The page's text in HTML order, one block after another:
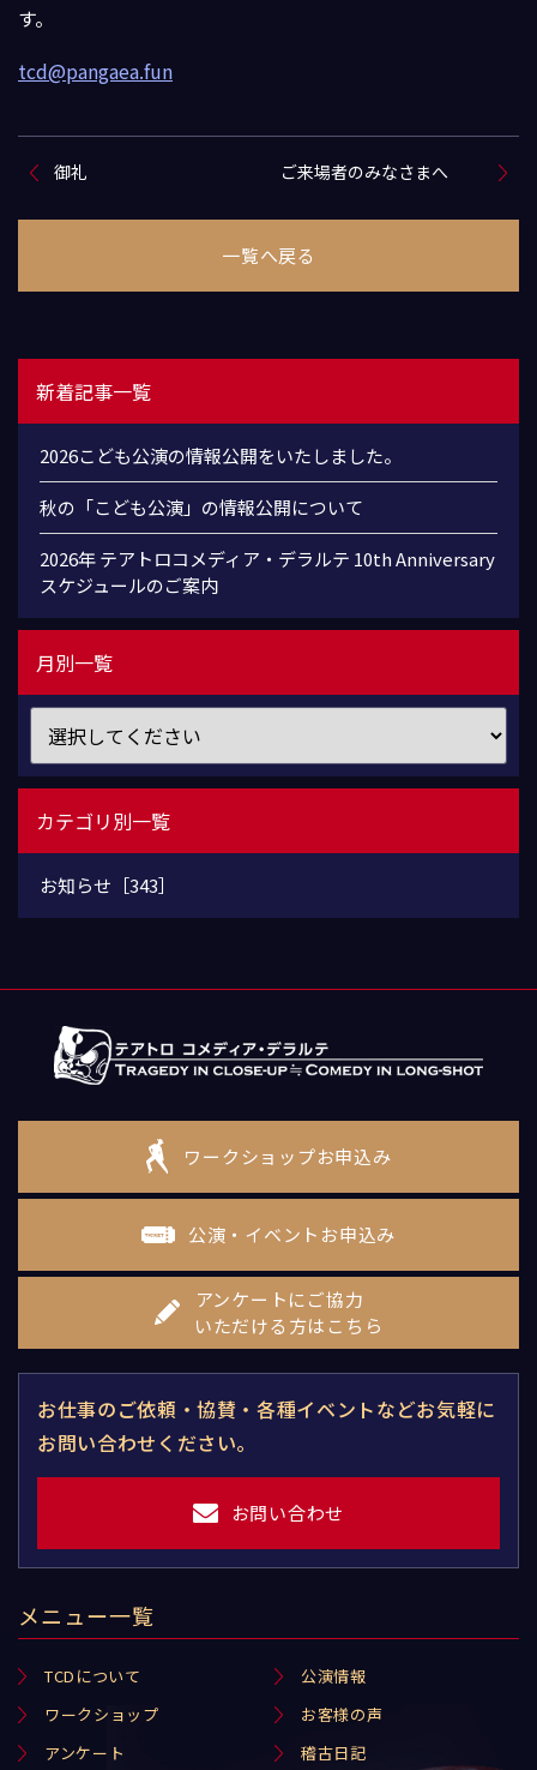
す。
tcd@pangaea.fun
御礼 ご来場者のみなさまへ
一覧へ戻る
新着記事一覧
2026こども公演の情報公開をいたしました。
秋の「こども公演」の情報公開について
2026年 テアトロコメディア・デラルテ 10th Anniversary
スケジュールのご案内
月別一覧
カテゴリ別一覧
お知らせ［343］
ワークショップお申込み
公演・イベントお申込み
アンケートにご協力
いただける方はこちら
お仕事のご依頼・協賛・各種イベントなどお気軽に
お問い合わせください。
お問い合わせ
メニュー一覧
TCDについて
公演情報
ワークショップ
お客様の声
アンケート
稽古日記